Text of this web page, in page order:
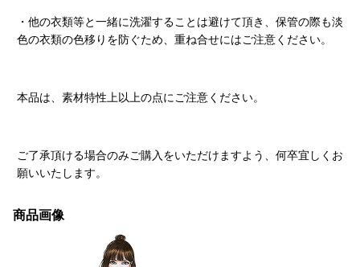
・他の衣類等と一緒に洗濯することは避けて頂き、保管の際も淡
色の衣類の色移りを防ぐため、重ね合せにはご注意ください。
本品は、素材特性上以上の点にご注意ください。
ご了承頂ける場合のみご購入をいただけますよう、何卒宜しくお
願いいたします。
商品画像